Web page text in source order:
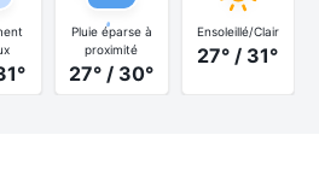
Pluie éparse à
proximité
27° / 30°
Ensoleillé/Clair
27° / 31°